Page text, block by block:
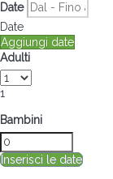
Date
Date
Aggiungi date
Adulti
1
Bambini
Inserisci le date